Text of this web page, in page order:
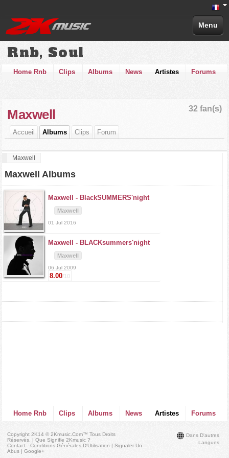
Menu
Rnb, Soul
Home Rnb Clips Albums News Artistes Forums
32 fan(s)
Maxwell
Accueil Albums Clips Forum
Maxwell
Maxwell Albums
Maxwell - BlackSUMMERS'night
Maxwell
01 Jul 2016
Maxwell - BLACKsummers'night
Maxwell
06 Jul 2009
8.00/10
Home Rnb Clips Albums News Artistes Forums
Dans D'autres
Langues
Copyright 2K14 © 2Kmusic.com™Tous Droits
Réservés . |Que Signifie 2Kmusic ?
Contact - Conditions Générales D'Utilisation |Signaler Un
Abus |Google+